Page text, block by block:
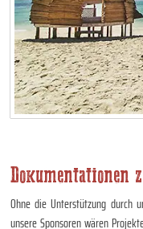
Dokumentationen
Ohne die Unterstützung durch
unsere Sponsoren wären